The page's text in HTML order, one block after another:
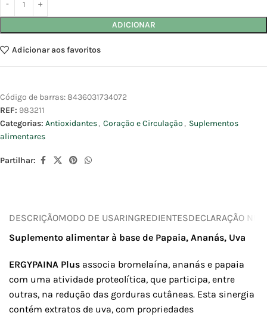
ADICIONAR
Adicionar aos favoritos
Código de barras:8436031734072
REF: 983211
Categorias: Antioxidantes, Coração e Circulação , Suplementos
alimentares
Partilhar:
DESCRIÇÃOMODO DE USARINGREDIENTESDECLARAÇÃO
Suplemento alimentar à base de Papaia, Ananás, Uva
ERGYPAINA Plus associa bromelaína, ananás e papaia
com uma atividade proteolítica, que participa, entre
outras, na redução das gorduras cutâneas. Esta sinergia
contém extratos de uva, com propriedades